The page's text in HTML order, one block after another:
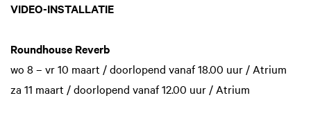
VIDEO-INSTALLATIE
Roundhouse Reverb
wo 8 – vr 10 maart / doorlopend vanaf 18.00 uur / Atrium
za 11 maart / doorlopend vanaf 12.00 uur / Atrium